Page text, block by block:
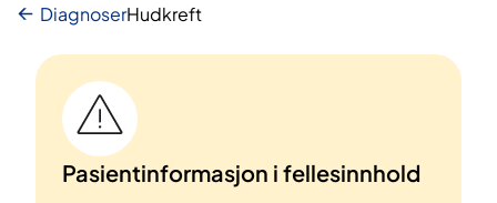
DiagnoserHudkreft
Pasientinformasjon i fellesinnhold